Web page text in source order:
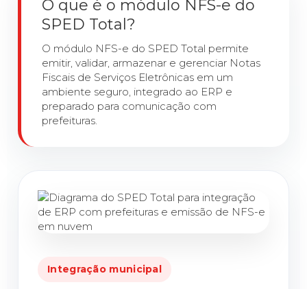
O que é o módulo NFS-e do
SPED Total?
O módulo NFS-e do SPED Total permite
emitir, validar, armazenar e gerenciar Notas
Fiscais de Serviços Eletrônicas em um
ambiente seguro, integrado ao ERP e
preparado para comunicação com
prefeituras.
Integração municipal